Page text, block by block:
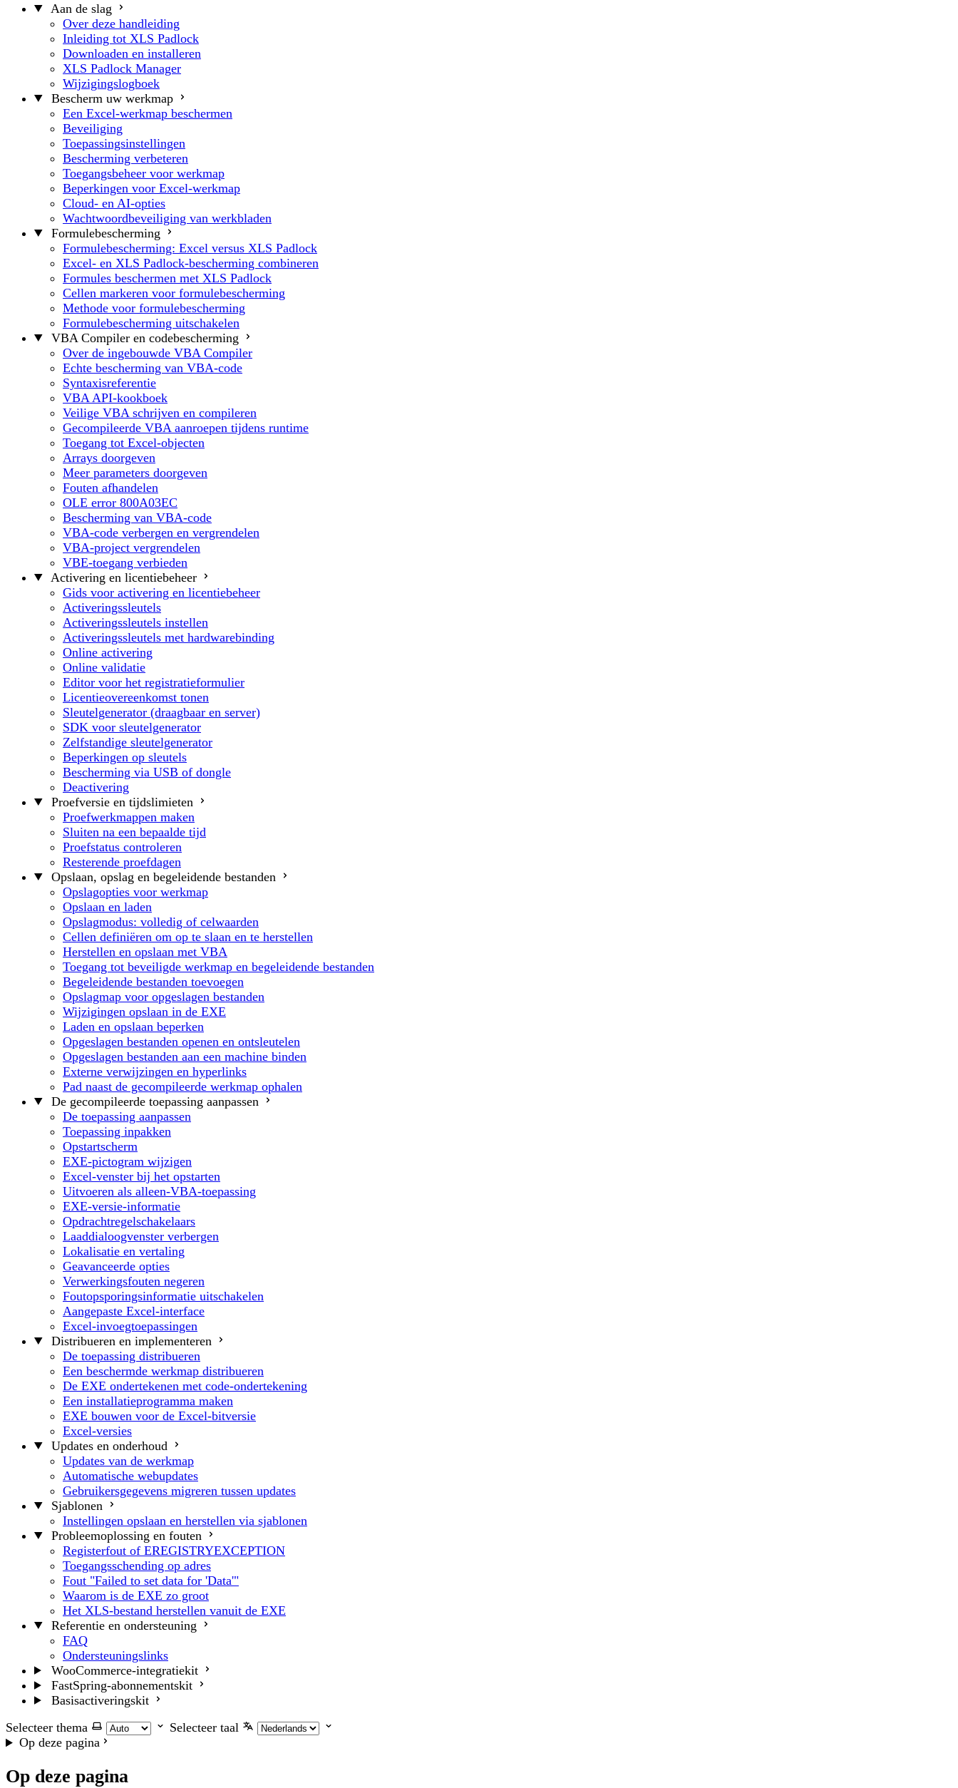
Aan de slag
Over deze handleiding
Inleiding tot XLS Padlock
Downloaden en installeren
XLS Padlock Manager
Wijzigingslogboek
Bescherm uw werkmap
Een Excel-werkmap beschermen
Beveiliging
Toepassingsinstellingen
Bescherming verbeteren
Toegangsbeheer voor werkmap
Beperkingen voor Excel-werkmap
Cloud- en AI-opties
Wachtwoordbeveiliging van werkbladen
Formulebescherming
Formulebescherming: Excel versus XLS Padlock
Excel- en XLS Padlock-bescherming combineren
Formules beschermen met XLS Padlock
Cellen markeren voor formulebescherming
Methode voor formulebescherming
Formulebescherming uitschakelen
VBA Compiler en codebescherming
Over de ingebouwde VBA Compiler
Echte bescherming van VBA-code
Syntaxisreferentie
VBA API-kookboek
Veilige VBA schrijven en compileren
Gecompileerde VBA aanroepen tijdens runtime
Toegang tot Excel-objecten
Arrays doorgeven
Meer parameters doorgeven
Fouten afhandelen
OLE error 800A03EC
Bescherming van VBA-code
VBA-code verbergen en vergrendelen
VBA-project vergrendelen
VBE-toegang verbieden
Activering en licentiebeheer
Gids voor activering en licentiebeheer
Activeringssleutels
Activeringssleutels instellen
Activeringssleutels met hardwarebinding
Online activering
Online validatie
Editor voor het registratieformulier
Licentieovereenkomst tonen
Sleutelgenerator (draagbaar en server)
SDK voor sleutelgenerator
Zelfstandige sleutelgenerator
Beperkingen op sleutels
Bescherming via USB of dongle
Deactivering
Proefversie en tijdslimieten
Proefwerkmappen maken
Sluiten na een bepaalde tijd
Proefstatus controleren
Resterende proefdagen
Opslaan, opslag en begeleidende bestanden
Opslagopties voor werkmap
Opslaan en laden
Opslagmodus: volledig of celwaarden
Cellen definiëren om op te slaan en te herstellen
Herstellen en opslaan met VBA
Toegang tot beveiligde werkmap en begeleidende bestanden
Begeleidende bestanden toevoegen
Opslagmap voor opgeslagen bestanden
Wijzigingen opslaan in de EXE
Laden en opslaan beperken
Opgeslagen bestanden openen en ontsleutelen
Opgeslagen bestanden aan een machine binden
Externe verwijzingen en hyperlinks
Pad naast de gecompileerde werkmap ophalen
De gecompileerde toepassing aanpassen
De toepassing aanpassen
Toepassing inpakken
Opstartscherm
EXE-pictogram wijzigen
Excel-venster bij het opstarten
Uitvoeren als alleen-VBA-toepassing
EXE-versie-informatie
Opdrachtregelschakelaars
Laaddialoogvenster verbergen
Lokalisatie en vertaling
Geavanceerde opties
Verwerkingsfouten negeren
Foutopsporingsinformatie uitschakelen
Aangepaste Excel-interface
Excel-invoegtoepassingen
Distribueren en implementeren
De toepassing distribueren
Een beschermde werkmap distribueren
De EXE ondertekenen met code-ondertekening
Een installatieprogramma maken
EXE bouwen voor de Excel-bitversie
Excel-versies
Updates en onderhoud
Updates van de werkmap
Automatische webupdates
Gebruikersgegevens migreren tussen updates
Sjablonen
Instellingen opslaan en herstellen via sjablonen
Probleemoplossing en fouten
Registerfout of EREGISTRYEXCEPTION
Toegangsschending op adres
Fout "Failed to set data for 'Data'"
Waarom is de EXE zo groot
Het XLS-bestand herstellen vanuit de EXE
Referentie en ondersteuning
FAQ
Ondersteuningslinks
WooCommerce-integratiekit
FastSpring-abonnementskit
Basisactiveringskit
Selecteer thema
Selecteer taal
Op deze pagina
Op deze pagina